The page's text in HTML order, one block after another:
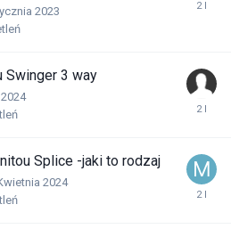
2023
Swinger 3 way
Splice -jaki to rodzaj
2024